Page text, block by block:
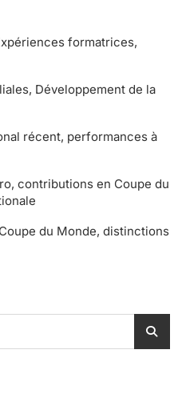
formatrices,
Développement de la
récent, performances à
contributions en Coupe du
du Monde, distinctions